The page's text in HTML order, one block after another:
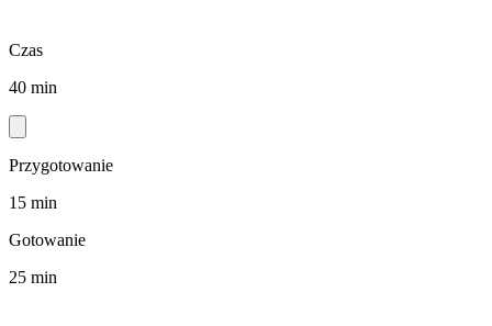
Czas
40 min
Przygotowanie
15 min
Gotowanie
25 min